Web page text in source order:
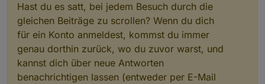
Hast du es satt, bei jedem Besuch durch die
gleichen Beiträge zu scrollen? Wenn du dich
für ein Konto anmeldest, kommst du immer
genau dorthin zurück, wo du zuvor warst, und
kannst dich über neue Antworten
benachrichtigen lassen (entweder per E-Mail